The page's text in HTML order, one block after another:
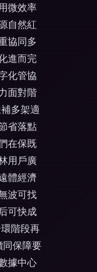
微效率
自然紅
協同多
進而完
化管協
面對階
多架適
省落點
在保既
用戶廣
體經濟
波可找
可快成
階段再
同保障要
據中心